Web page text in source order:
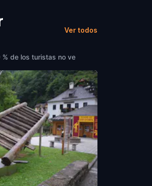
Ver todos
de los turistas no ve